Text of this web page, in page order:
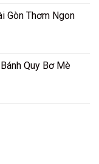
Gòn Thơm Ngon
Quy Bơ Mè